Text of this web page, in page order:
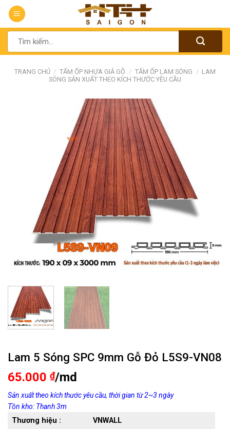
Chuyển
đến
nộiTìm
kiếm:
TRANG CHỦ / TẤM ỐP NHỰA GIẢ GỖ / TẤM ỐP LAM SÓNG / LAM
SÓNG SẢN XUẤT THEO KÍCH THƯỚC YÊU CẦU
Lam 5 Sóng SPC 9mm Gỗ Đỏ L5S9-VN08
65.000 ₫/md
Sản xuất theo kích thước yêu cầu, thời gian từ 2~3 ngày
Tồn kho: Thanh 3m
Thương hiệu :
VNWALL